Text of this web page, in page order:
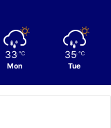
33 ℃
Mon
35 ℃
Tue